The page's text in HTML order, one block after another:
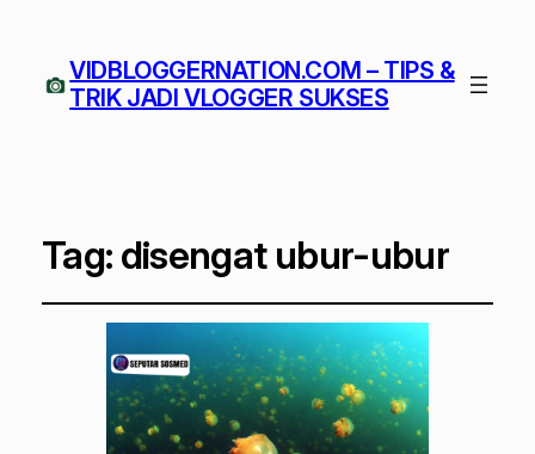
VIDBLOGGERNATION.COM – TIPS &
TRIK JADI VLOGGER SUKSES
Tag: disengat ubur-ubur